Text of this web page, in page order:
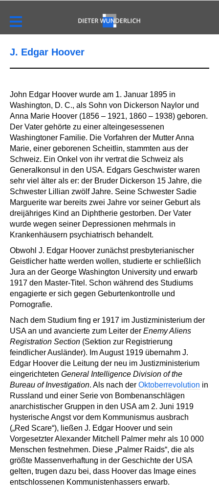
J. Edgar Hoover
John Edgar Hoover wurde am 1. Januar 1895 in
Washington, D. C., als Sohn von Dickerson Naylor und
Anna Marie Hoover (1856 – 1921, 1860 – 1938) geboren.
Der Vater gehörte zu einer alteingesessenen
Washingtoner Familie. Die Vorfahren der Mutter Anna
Marie, einer geborenen Scheitlin, stammten aus der
Schweiz. Ein Onkel von ihr vertrat die Schweiz als
Generalkonsul in den USA. Edgars Geschwister waren
sehr viel älter als er: der Bruder Dickerson 15 Jahre, die
Schwester Lillian zwölf Jahre. Seine Schwester Sadie
Marguerite war bereits zwei Jahre vor seiner Geburt als
dreijähriges Kind an Diphtherie gestorben. Der Vater
wurde wegen seiner Depressionen mehrmals in
Krankenhäusern psychiatrisch behandelt.
Obwohl J. Edgar Hoover zunächst presbyterianischer
Geistlicher hatte werden wollen, studierte er schließlich
Jura an der George Washington University und erwarb
1917 den Master-Titel. Schon während des Studiums
engagierte er sich gegen Geburtenkontrolle und
Pornografie.
Nach dem Studium fing er 1917 im Justizministerium der
USA an und avancierte zum Leiter der Enemy Aliens
Registration Section (Sektion zur Registrierung
feindlicher Ausländer). Im August 1919 übernahm J.
Edgar Hoover die Leitung der neu im Justizministerium
eingerichteten General Intelligence Division of the
Bureau of Investigation. Als nach der Oktoberrevolution in
Russland und einer Serie von Bombenanschlägen
anarchistischer Gruppen in den USA am 2. Juni 1919
hysterische Angst vor dem Kommunismus ausbrach
(„Red Scare“), ließen J. Edgar Hoover und sein
Vorgesetzter Alexander Mitchell Palmer mehr als 10 000
Menschen festnehmen. Diese „Palmer Raids“, die als
größte Massenverhaftung in der Geschichte der USA
gelten, trugen dazu bei, dass Hoover das Image eines
entschlossenen Kommunistenhassers erwarb.